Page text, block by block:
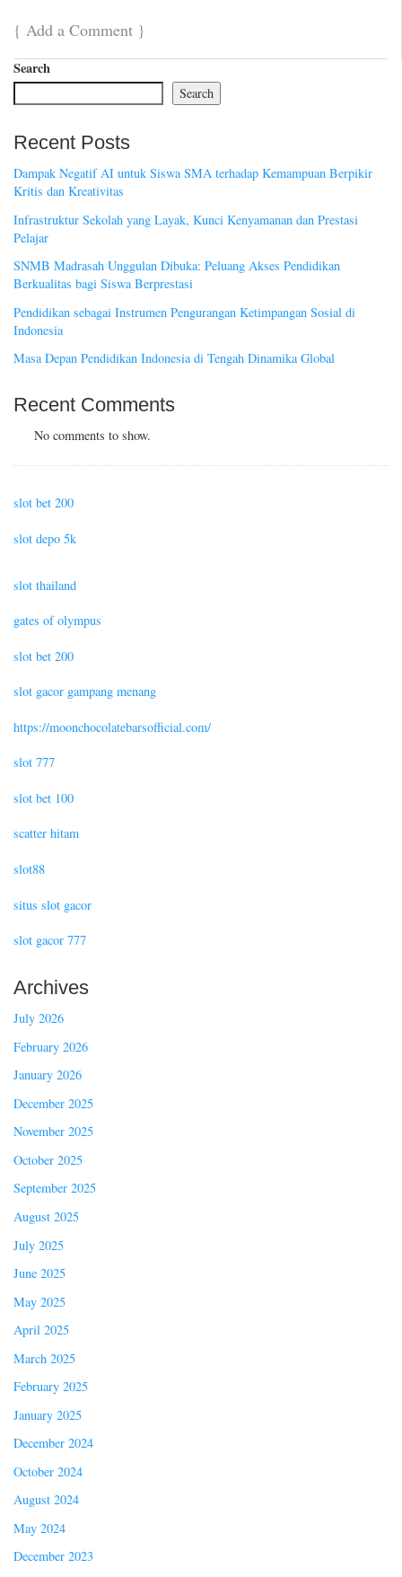
{ Add a Comment }
Search
Search
Recent Posts
Dampak Negatif AI untuk Siswa SMA terhadap Kemampuan Berpikir
Kritis dan Kreativitas
Infrastruktur Sekolah yang Layak, Kunci Kenyamanan dan Prestasi
Pelajar
SNMB Madrasah Unggulan Dibuka: Peluang Akses Pendidikan
Berkualitas bagi Siswa Berprestasi
Pendidikan sebagai Instrumen Pengurangan Ketimpangan Sosial di
Indonesia
Masa Depan Pendidikan Indonesia di Tengah Dinamika Global
Recent Comments
No comments to show.
slot bet 200
slot depo 5k
slot thailand
gates of olympus
slot bet 200
slot gacor gampang menang
https://moonchocolatebarsofficial.com/
slot 777
slot bet 100
scatter hitam
slot88
situs slot gacor
slot gacor 777
Archives
July 2026
February 2026
January 2026
December 2025
November 2025
October 2025
September 2025
August 2025
July 2025
June 2025
May 2025
April 2025
March 2025
February 2025
January 2025
December 2024
October 2024
August 2024
May 2024
December 2023